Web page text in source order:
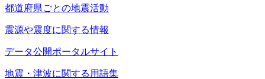
都道府県ごとの地震活動
震源や震度に関する情報
データ公開ポータルサイト
地震・津波に関する用語集